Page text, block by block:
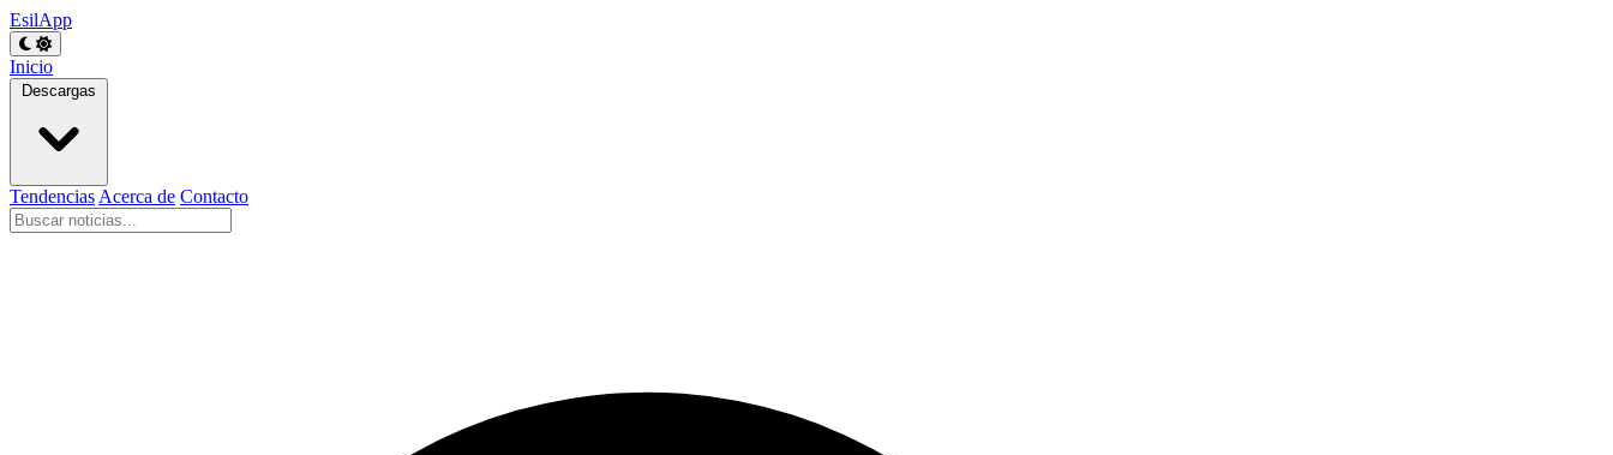
EsilApp
Inicio
Descargas
Tendencias Acerca de Contacto